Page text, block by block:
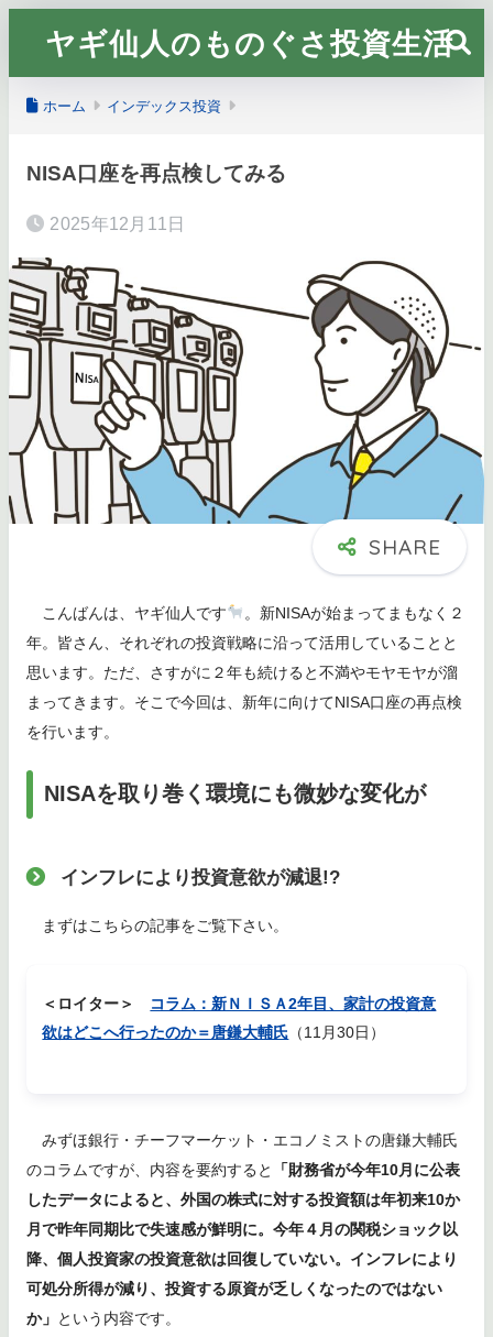
ヤギ仙人のものぐさ投資生活
ホーム インデックス投資
NISA口座を再点検してみる
2025年12月11日
こんばんは、ヤギ仙人です
。新NISAが始まってまもなく２
年。皆さん、それぞれの投資戦略に沿って活用していることと
思います。ただ、さすがに２年も続けると不満やモヤモヤが溜
まってきます。そこで今回は、新年に向けてNISA口座の再点検
を行います。
NISAを取り巻く環境にも微妙な変化が
インフレにより投資意欲が減退!?
まずはこちらの記事をご覧下さい。
＜ロイター＞
コラム：新ＮＩＳＡ2年目、家計の投資意
欲はどこへ行ったのか＝唐鎌大輔氏 （11月30日）
みずほ銀行・チーフマーケット・エコノミストの唐鎌大輔氏
のコラムですが、内容を要約すると
「財務省が今年10月に公表
したデータによると、外国の株式に対する投資額は年初来10か
月で昨年同期比で失速感が鮮明に。今年４月の関税ショック以
降、個人投資家の投資意欲は回復していない。インフレにより
可処分所得が減り、投資する原資が乏しくなったのではない
か」 という内容です。